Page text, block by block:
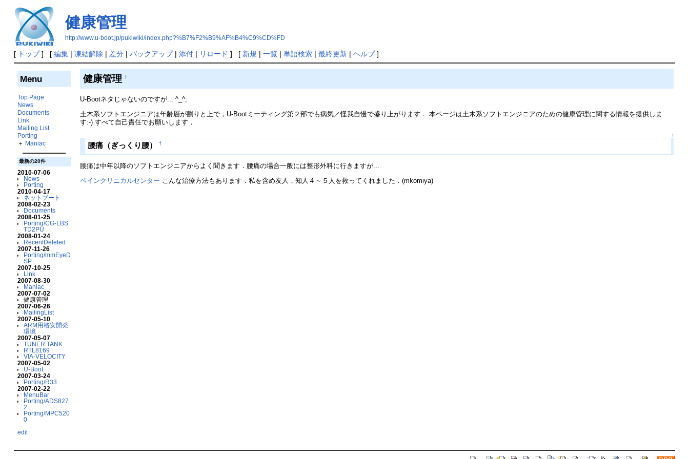
健康管理
http://www.u-boot.jp/pukiwiki/index.php?%B7%F2%B9%AF%B4%C9%CD%FD
[ トップ] [ 編集| 凍結解除 | 差分| バックアップ| 添付| リロード ] [ 新規 | 一覧| 単語検索| 最終更新| ヘルプ]
Menu
Top Page
News
Documents
Link
Mailing List
Porting
＋ Maniac
最新の20件
2010-07-06
News
Porting
2010-04-17
ネットブート
2008-02-23
Documents
2008-01-25
Porting/CG-LBS
TD2PU
2008-01-24
RecentDeleted
2007-11-26
Porting/mmEyeD
SP
2007-10-25
Link
2007-08-30
Maniac
2007-07-02
健康管理
2007-06-26
MailingList
2007-05-10
ARM用格安開発
環境
2007-05-07
TUNER TANK
RTL8169
VIA-VELOCITY
2007-05-02
U-Boot
2007-03-24
Porting/R33
2007-02-22
MenuBar
Porting/ADS827
2
Porting/MPC520
0
edit
健康管理†
U-Bootネタじゃないのですが... ^_^;
土木系ソフトエンジニアは年齢層が割りと上で，U-Bootミーティング第２部でも病気／怪我自慢で盛り上がります． 本ページは土木系ソフトエンジニアのための健康管理に関する情報を提供しま
す:-) すべて自己責任でお願いします．
↑
腰痛（ぎっくり腰） †
腰痛は中年以降のソフトエンジニアからよく聞きます．腰痛の場合一般には整形外科に行きますが...
ペインクリニカルセンター こんな治療方法もあります．私を含め友人，知人４～５人を救ってくれました．(mkomiya)